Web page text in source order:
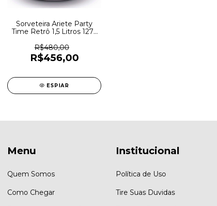
Sorveteira Ariete Party
Time Retrô 1,5 Litros 127v
R$480,00
R$456,00
ESPIAR
Menu
Quem Somos
Como Chegar
Institucional
Política de Uso
Tire Suas Duvidas